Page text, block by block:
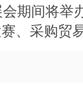
期间将举
、采购贸